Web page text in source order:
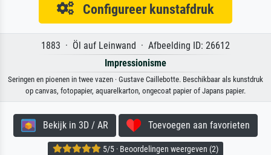
Configureer kunstafdruk
1883 · Öl auf Leinwand · Afbeelding ID: 26612
Impressionisme
Seringen en pioenen in twee vazen · Gustave Caillebotte. Beschikbaar als kunstdruk
op canvas, fotopapier, aquarelkarton, ongecoat papier of Japans papier.
Bekijk in 3D / AR Toevoegen aan favorieten
5/5 · Beoordelingen weergeven (2)